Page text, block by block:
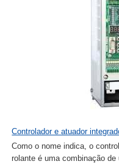
Controlador e atuador
Como o nome indica, o
rolante é uma combinação